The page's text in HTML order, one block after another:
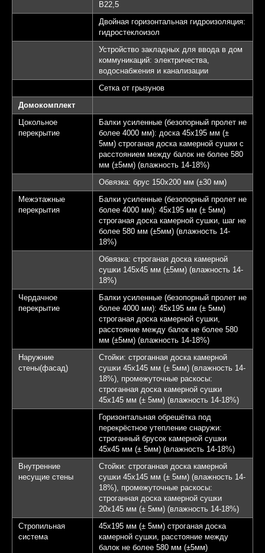
B22,5
Двойная горизонтальная гидроизоляция:
гидростеклоизол
Устройство закладных для ввода в дом
коммуникаций: электричества,
водоснабжения и канализации
Сетка от грызунов
Домокомплект
Цокольное
перекрытие
Балки усиленные (безопорный пролет не
более 4000 мм): доска 45х195 мм (±
5мм) строганая доска камерной сушки с
расстоянием между балок не более 580
мм (±5мм) (влажность 14-18%)
Обвязка: брус 150х200 мм (±30 мм)
Межэтажные
перекрытия
Балки усиленные (безопорный пролет не
более 4000 мм): 45х195 мм (± 5мм)
строганая доска камерной сушки, шаг не
более 580 мм (±5мм) (влажность 14-
18%)
Обвязка: строганая доска камерной
сушки 145х45 мм (±5мм) (влажность 14-
18%)
Чердачное
перекрытие
Балки усиленные (безопорный пролет не
более 4000 мм): 45х195 мм (± 5мм)
строганая доска камерной сушки,
расстояние между балок не более 580
мм (±5мм) (влажность 14-18%)
Наружние
стены(фасад)
Стойки: строганная доска камерной
сушки 45х145 мм (± 5мм) (влажность 14-
18%), промежуточные раскосы:
строганная доска камерной сушки
45х145 мм (± 5мм) (влажность 14-18%)
Горизонтальная обрешётка под
перекрёстное утепление снаружи:
строганный брусок камерной сушки
45х45 мм (± 5мм) (влажность 14-18%)
Внутренние
несущие стены
Стойки: строганная доска камерной
сушки 45х145 мм (± 5мм) (влажность 14-
18%), промежуточные раскосы:
строганная доска камерной сушки
20х145 мм (± 5мм) (влажность 14-18%)
Стропильная
система
45х195 мм (± 5мм) строганая доска
камерной сушки, расстояние между
балок не более 580 мм (±5мм)